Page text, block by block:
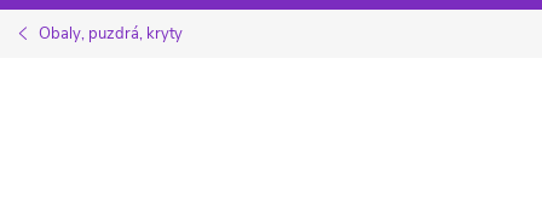
Obaly, puzdrá, kryty